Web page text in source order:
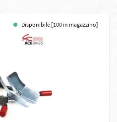
Disponibile [100 in magazzino]